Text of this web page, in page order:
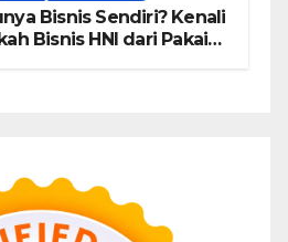
Bisnis Sendiri? Kenali
Bisnis HNI dari Pakai